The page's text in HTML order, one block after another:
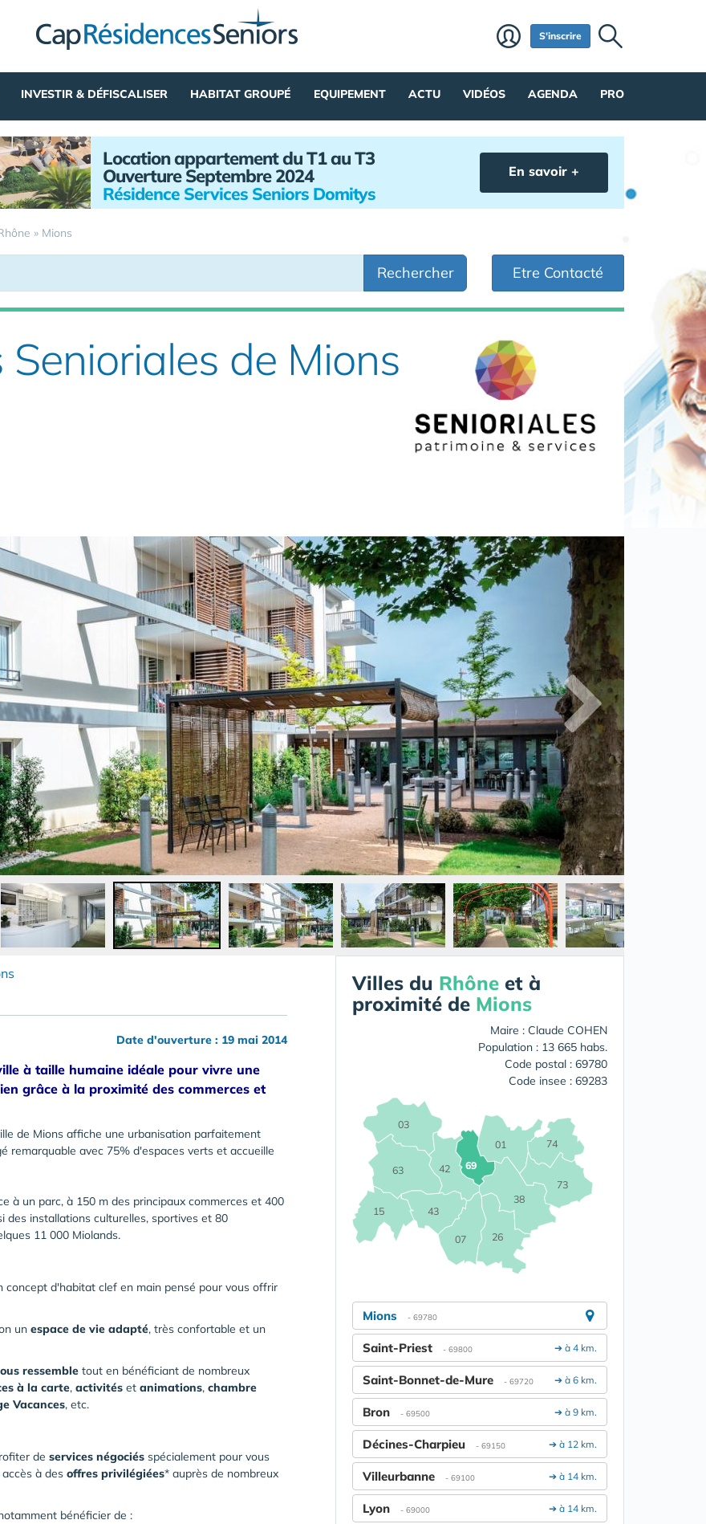
S'inscrire
INVESTIR & DÉFISCALISER HABITAT GROUPÉ EQUIPEMENT ACTU VIDÉOS AGENDA PRO
Location appartement du T1 au T3
Ouverture Septembre 2024
Résidence Services Seniors Domitys
En savoir +
» Mions
Rechercher Etre Contacté
Senioriales de Mions
Date d'ouverture : 19 mai 2014
à taille humaine idéale pour vivre une
grâce à la proximité des commerces et
de Mions affiche une urbanisation parfaitement
remarquable avec 75% d'espaces verts et accueille
à un parc, à 150 m des principaux commerces et 400
des installations culturelles, sportives et 80
11 000 Miolands.
concept d'habitat clef en main pensé pour vous offrir
un espace de vie adapté, très confortable et un
ressemble tout en bénéficiant de nombreux
à la carte, activités et animations, chambre
Vacances, etc.
de services négociés spécialement pour vous
à des offres privilégiées* auprès de nombreux
bénéficier de :
Villes du Rhône et à
proximité de Mions
Maire : Claude COHEN
Population : 13 665 habs.
Code postal : 69780
Code insee : 69283
01
03
07
15
26
38
42
43
63 69
73
74
Mions - 69780
➔ à 4 km.
Saint-Priest - 69800
➔ à 6 km.
Saint-Bonnet-de-Mure - 69720
➔ à 9 km.
Bron - 69500
➔ à 12 km.
Décines-Charpieu - 69150
➔ à 14 km.
Villeurbanne - 69100
➔ à 14 km.
Lyon - 69000